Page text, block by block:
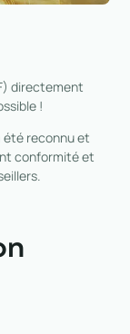
directement
!
été reconnu et
conformité et